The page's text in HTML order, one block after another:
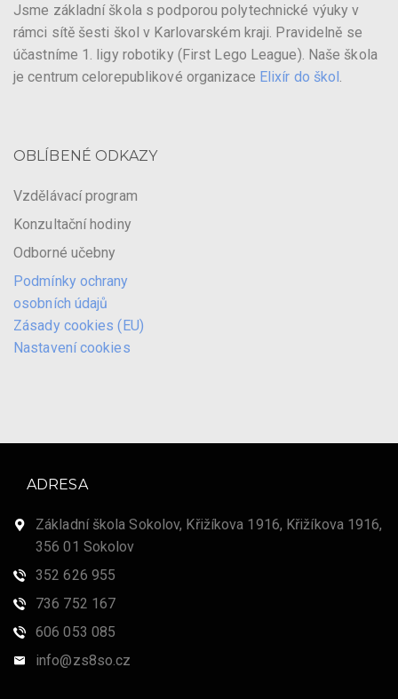
Jsme základní škola s podporou polytechnické výuky v
rámci sítě šesti škol v Karlovarském kraji. Pravidelně se
účastníme 1. ligy robotiky (First Lego League). Naše škola
je centrum celorepublikové organizace Elixír do škol
OBLÍBENÉ ODKAZY
Vzdělávací program
Konzultační hodiny
Odborné učebny
Podmínky ochrany
osobních údajů
Zásady cookies (EU)
Nastavení cookies
ADRESA
Základní škola Sokolov, Křižíkova 1916, Křižíkova 1916,
356 01 Sokolov
352 626 955
736 752 167
606 053 085
info@zs8so.cz